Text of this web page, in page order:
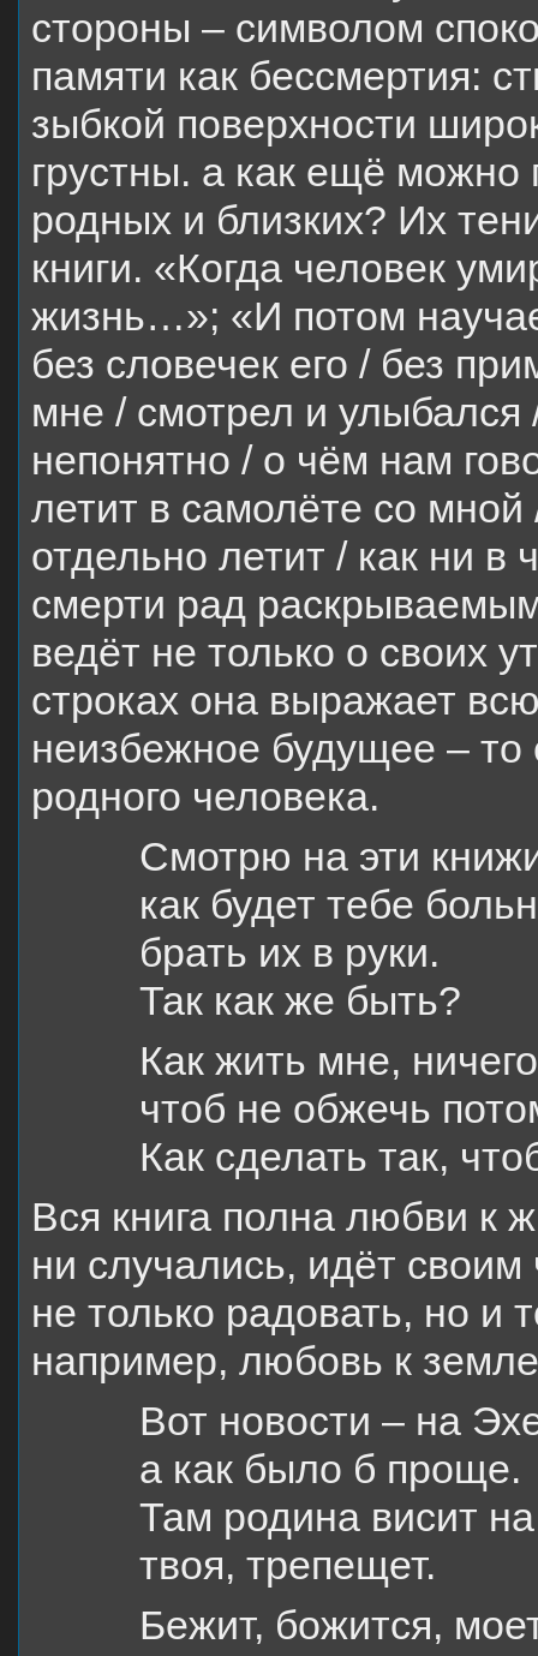
стороны – символом
памяти как бессмертия:
зыбкой поверхности
грустны. а как ещё можно
родных и близких? Их
книги. «Когда человек
жизнь…»; «И потом
без словечек его / без
мне / смотрел и
непонятно / о чём нам
летит в самолёте со мной
отдельно летит / как ни
смерти рад
ведёт не только о своих
строках она выражает
неизбежное будущее – то
родного человека.
Смотрю на эти
как будет тебе
брать их в руки.
Так как же быть?
Как жить мне,
чтоб не обжечь
Как сделать так,
Вся книга полна любви к
ни случались, идёт
не только радовать, но и
например, любовь к
Вот новости – на
а как было б проще.
Там родина висит
твоя, трепещет.
Бежит, божится,